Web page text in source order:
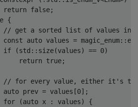
return
false;
{
// get a sorted list of values in
const
auto values = magic_enum::
if
(std :: size(values) == 0)
return
true;
// for every value, either it's the
auto prev = values [0];
for
(auto x : values)
{